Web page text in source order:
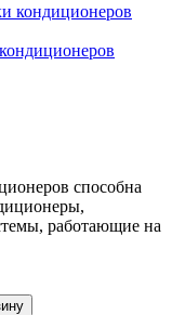
способна
работающие на